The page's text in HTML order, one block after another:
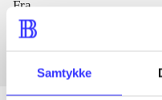
Samtykke
Fra